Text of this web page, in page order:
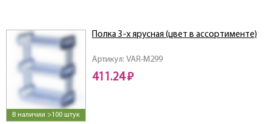
В наличии >100 штук
Артикул: VAR-M299
Полка 3-х ярусная (цвет в ассортименте)
411.24 ₽